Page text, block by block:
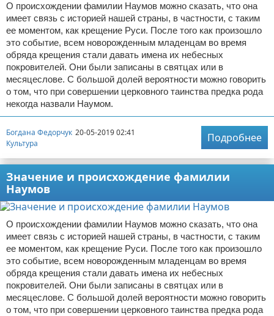
О происхождении фамилии Наумов можно сказать, что она
имеет связь с историей нашей страны, в частности, с таким
ее моментом, как крещение Руси. После того как произошло
это событие, всем новорожденным младенцам во время
обряда крещения стали давать имена их небесных
покровителей. Они были записаны в святцах или в
месяцеслове. С большой долей вероятности можно говорить
о том, что при совершении церковного таинства предка рода
некогда назвали Наумом.
Богдана Федорчук 20-05-2019 02:41
Культура
Подробнее
Значение и происхождение фамилии
Наумов
О происхождении фамилии Наумов можно сказать, что она
имеет связь с историей нашей страны, в частности, с таким
ее моментом, как крещение Руси. После того как произошло
это событие, всем новорожденным младенцам во время
обряда крещения стали давать имена их небесных
покровителей. Они были записаны в святцах или в
месяцеслове. С большой долей вероятности можно говорить
о том, что при совершении церковного таинства предка рода